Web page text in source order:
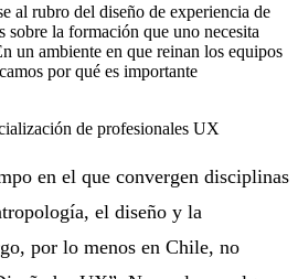
al rubro del diseño de experiencia de
sobre la formación que uno necesita
un ambiente en que reinan los equipos
por qué es importante
en el que convergen disciplinas
el diseño y la
por lo menos en Chile, no